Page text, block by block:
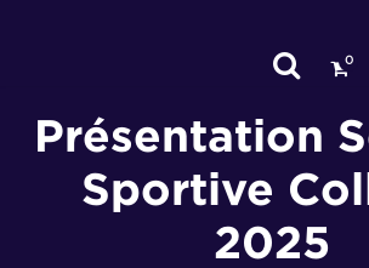
0
Présentation
Sportive
2025